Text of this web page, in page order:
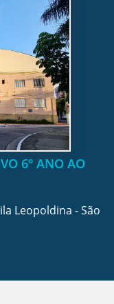
6º ANO AO
Leopoldina - São